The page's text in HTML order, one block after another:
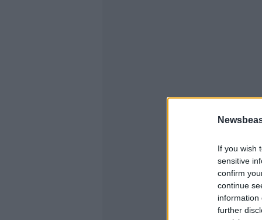
If you wish
sensitive
confirm
continue
information
further